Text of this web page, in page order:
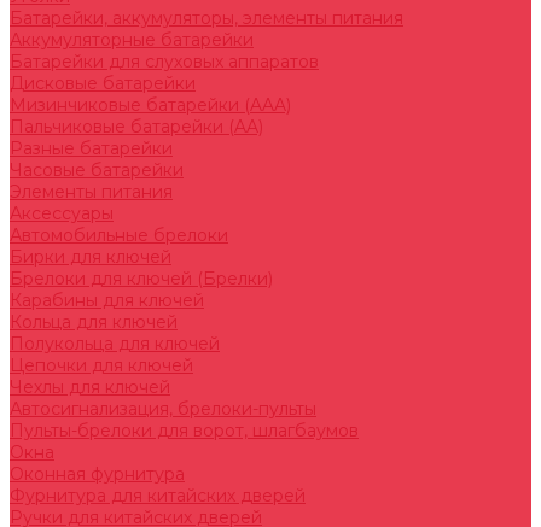
Батарейки, аккумуляторы, элементы питания
Аккумуляторные батарейки
Батарейки для слуховых аппаратов
Дисковые батарейки
Мизинчиковые батарейки (AAA)
Пальчиковые батарейки (AA)
Разные батарейки
Часовые батарейки
Элементы питания
Аксессуары
Автомобильные брелоки
Бирки для ключей
Брелоки для ключей (Брелки)
Карабины для ключей
Кольца для ключей
Полукольца для ключей
Цепочки для ключей
Чехлы для ключей
Автосигнализация, брелоки-пульты
Пульты-брелоки для ворот, шлагбаумов
Окна
Оконная фурнитура
Фурнитура для китайских дверей
Ручки для китайских дверей